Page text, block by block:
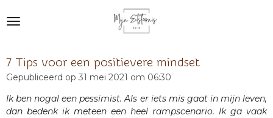
direct
hoofdinhoud
7 Tips voor een positievere mindset
Gepubliceerd op 31 mei 2021 om 06:30
Ik ben nogal een pessimist. Als er iets mis gaat in mijn leven,
dan bedenk ik meteen een heel rampscenario. Ik ga vaak